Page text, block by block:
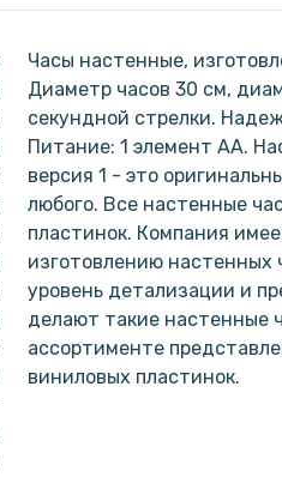
Часы настенные,
Диаметр часов 30 см,
секундной стрелки.
Питание: 1 элемент АА.
версия 1 - это
любого. Все настенные
пластинок. Компания
изготовлению настенных
уровень детализации и
делают такие настенные
ассортименте
виниловых пластинок.